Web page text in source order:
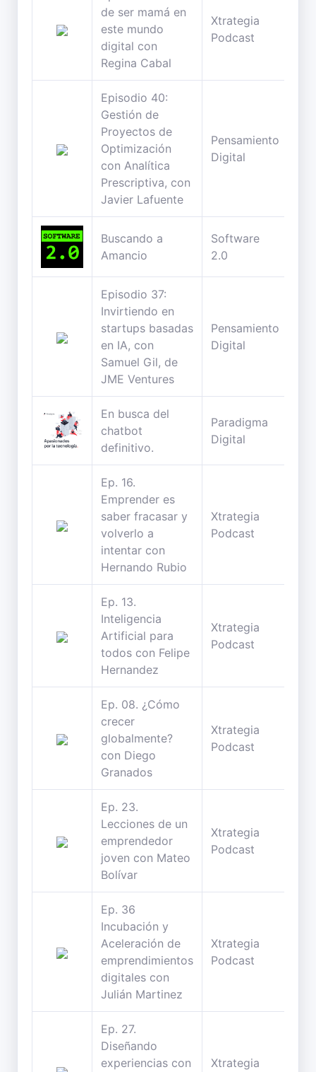
de ser mamá en
este mundo
digital con
Regina Cabal
Xtrategia
Podcast
Episodio 40:
Gestión de
Proyectos de
Optimización
con Analítica
Prescriptiva, con
Javier Lafuente
Pensamiento
Digital
Buscando a
Amancio
Software
2.0
Episodio 37:
Invirtiendo en
startups basadas
en IA, con
Samuel Gil, de
JME Ventures
Pensamiento
Digital
En busca del
chatbot
definitivo.
Paradigma
Digital
Ep. 16.
Emprender es
saber fracasar y
volverlo a
intentar con
Hernando Rubio
Xtrategia
Podcast
Ep. 13.
Inteligencia
Artificial para
todos con Felipe
Hernandez
Xtrategia
Podcast
Ep. 08. ¿Cómo
crecer
globalmente?
con Diego
Granados
Xtrategia
Podcast
Ep. 23.
Lecciones de un
emprendedor
joven con Mateo
Bolívar
Xtrategia
Podcast
Ep. 36
Incubación y
Aceleración de
emprendimientos
digitales con
Julián Martinez
Xtrategia
Podcast
Ep. 27.
Diseñando
experiencias con
Xtrategia